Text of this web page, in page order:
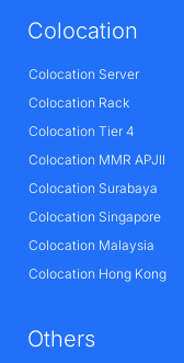
Colocation
Colocation Server
Colocation Rack
Colocation Tier 4
Colocation MMR APJII
Colocation Surabaya
Colocation Singapore
Colocation Malaysia
Colocation Hong Kong
Others